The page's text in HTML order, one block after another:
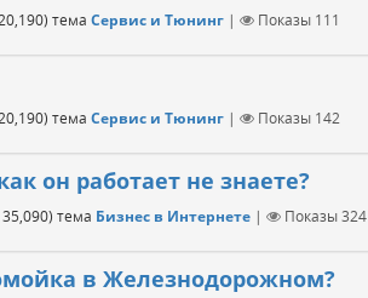
) тема Сервис и Тюнинг | Показы 111
) тема Сервис и Тюнинг | Показы 142
он работает не знаете?
35,090) тема Бизнес в Интернете | Показы324
в Железнодорожном?